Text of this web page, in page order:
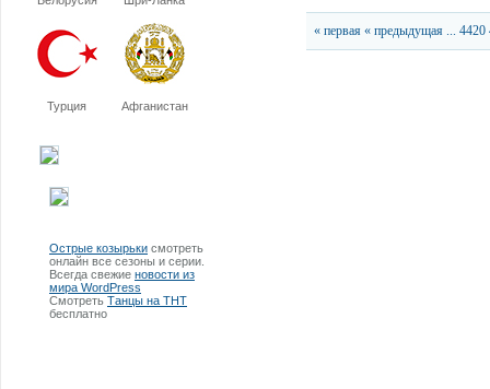
Турция Афганистан
Острые козырьки смотреть
онлайн все сезоны и серии.
Всегда свежие новости из
мира WordPress
Смотреть Танцы на ТНТ
бесплатно
« первая « предыдущая ... 4420